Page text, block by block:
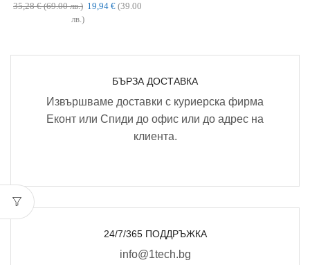
35,28€ (69.00 лв.) 19,94 € (39.00
лв.)
БЪРЗА ДОСТАВКА
Извършваме доставки с куриерска фирма
Еконт или Спиди до офис или до адрес на
клиента.
24/7/365 ПОДДРЪЖКА
info@1tech.bg